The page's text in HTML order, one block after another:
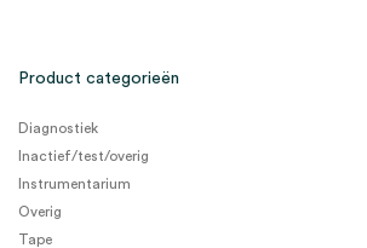
Product categorieën
Diagnostiek
Inactief/test/overig
Instrumentarium
Overig
Tape